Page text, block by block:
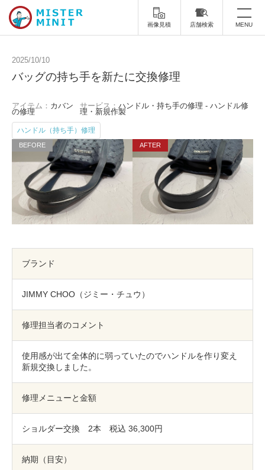
画像見積 店舗検索 MENU
ミスターミニットについて
修理サービス・料金
スーツケース修理
スニーカー修理
カバンの修理 時計修理・電池交換
傘修理 合鍵の作製
包丁研ぎ
店舗を探す
オンライン修理見積もりサービス（配送修理）
よくあるご質問
お問い合わせ
採用情報
2025/10/10
バッグの持ち手を新たに交換修理
アイテム： カバン
の修理
サービス：ハンドル・持ち手の修理 - ハンドル修
理・新規作製
ハンドル（持ち手）修理
ブランド
JIMMY CHOO（ジミー・チュウ）
修理担当者のコメント
使用感が出て全体的に弱っていたのでハンドルを作り変え
新規交換しました。
修理メニューと金額
ショルダー交換 2本 税込 36,300円
納期（目安）